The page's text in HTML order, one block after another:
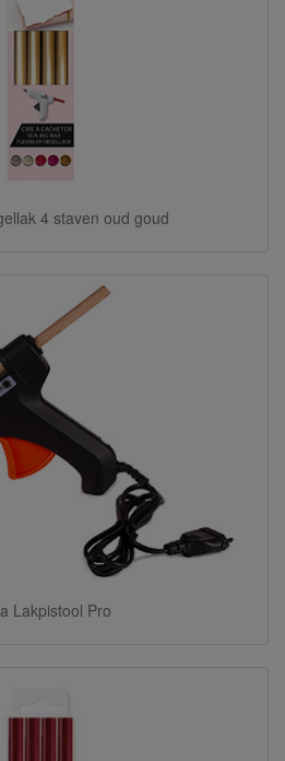
4 staven oud goud
Lakpistool Pro